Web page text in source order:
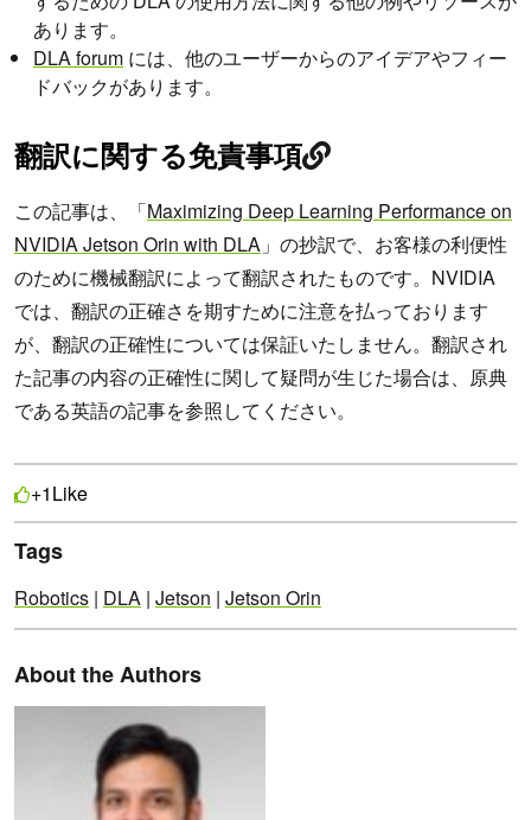
あります。
DLA forum には、他のユーザーからのアイデアやフィー
ドバックがあります。
翻訳に関する免責事項
この記事は、「Maximizing Deep Learning Performance on
NVIDIA Jetson Orin with DLA 」の抄訳で、お客様の利便性
のために機械翻訳によって翻訳されたものです。NVIDIA
では、翻訳の正確さを期すために注意を払っております
が、翻訳の正確性については保証いたしません。翻訳され
た記事の内容の正確性に関して疑問が生じた場合は、原典
である英語の記事を参照してください。
+1Like
Tags
Robotics | DLA | Jetson | Jetson Orin
About the Authors